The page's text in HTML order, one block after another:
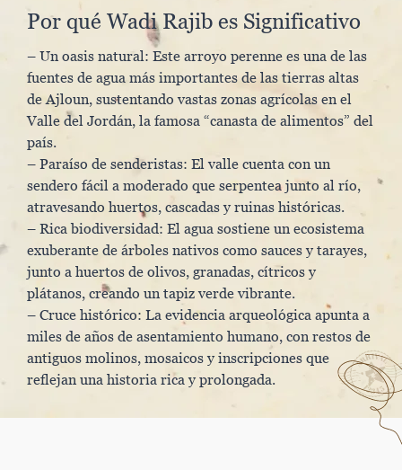
Por qué Wadi Rajib es Significativo
– Un oasis natural: Este arroyo perenne es una de las
fuentes de agua más importantes de las tierras altas
de Ajloun, sustentando vastas zonas agrícolas en el
Valle del Jordán, la famosa “canasta de alimentos” del
país.
– Paraíso de senderistas: El valle cuenta con un
sendero fácil a moderado que serpentea junto al río,
atravesando huertos, cascadas y ruinas históricas.
– Rica biodiversidad: El agua sostiene un ecosistema
exuberante de árboles nativos como sauces y tarayes,
junto a huertos de olivos, granadas, cítricos y
plátanos, creando un tapiz verde vibrante.
– Cruce histórico: La evidencia arqueológica apunta a
miles de años de asentamiento humano, con restos de
antiguos molinos, mosaicos y inscripciones que
reflejan una historia rica y prolongada.